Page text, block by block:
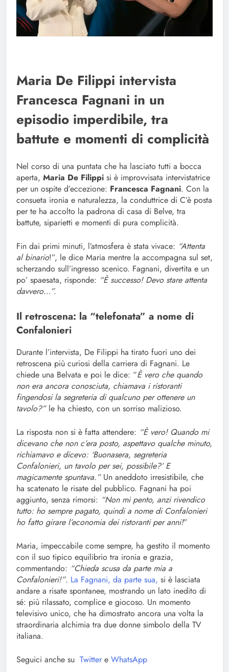
Maria De Filippi intervista
Francesca Fagnani in un
episodio imperdibile, tra
battute e momenti di complicità
Nel corso di una puntata che ha lasciato tutti a bocca
aperta, Maria De Filippi si è improvvisata intervistatrice
per un ospite d’eccezione: Francesca Fagnani. Con la
consueta ironia e naturalezza, la conduttrice di C’è posta
per te ha accolto la padrona di casa di Belve, tra
battute, siparietti e momenti di pura complicità.
Fin dai primi minuti, l’atmosfera è stata vivace: “Attenta
al binario!”, le dice Maria mentre la accompagna sul set,
scherzando sull’ingresso scenico. Fagnani, divertita e un
po’ spaesata, risponde: “È successo! Devo stare attenta
davvero…”.
Il retroscena: la “telefonata” a nome di
Confalonieri
Durante l’intervista, De Filippi ha tirato fuori uno dei
retroscena più curiosi della carriera di Fagnani. Le
chiede una Belvata e poi le dice: “È vero che quando
non era ancora conosciuta, chiamava i ristoranti
fingendosi la segreteria di qualcuno per ottenere un
tavolo?” le ha chiesto, con un sorriso malizioso.
La risposta non si è fatta attendere: “È vero! Quando mi
dicevano che non c’era posto, aspettavo qualche minuto,
richiamavo e dicevo: ‘Buonasera, segreteria
Confalonieri, un tavolo per sei, possibile?’ E
magicamente spuntava.”Un aneddoto irresistibile, che
ha scatenato le risate del pubblico. Fagnani ha poi
aggiunto, senza rimorsi: “Non mi pento, anzi rivendico
tutto: ho sempre pagato, quindi a nome di Confalonieri
ho fatto girare l’economia dei ristoranti per anni!”
Maria, impeccabile come sempre, ha gestito il momento
con il suo tipico equilibrio tra ironia e grazia,
commentando: “Chieda scusa da parte mia a
Confalonieri!”. La Fagnani, da parte sua, si è lasciata
andare a risate spontanee, mostrando un lato inedito di
sé: più rilassato, complice e giocoso. Un momento
televisivo unico, che ha dimostrato ancora una volta la
straordinaria alchimia tra due donne simbolo della TV
italiana.
Seguici anche su Twitter e WhatsApp